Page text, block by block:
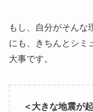
もし、自分がそんな
にも、きちんとシミ
大事です。
＜大きな地震が